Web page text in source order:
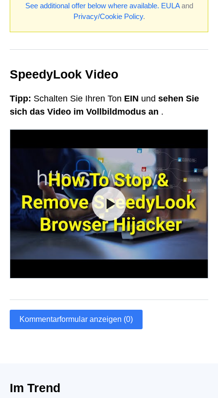
See additional offer below where available. EULAand
Privacy/Cookie Policy.
SpeedyLook Video
Tipp: Schalten Sie Ihren Ton EIN und sehen Sie
sich das Video im Vollbildmodus an .
Kommentarformular anzeigen (0)
Im Trend